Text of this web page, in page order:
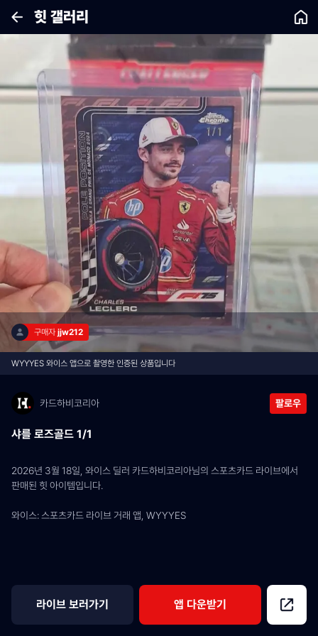
힛 갤러리
구매자 jjw212
WYYYES 와이스 앱으로 촬영한 인증된 상품입니다
카드하비코리아 팔로우
샤를 로즈골드 1/1
2026년 3월 18일, 와이스 딜러 카드하비코리아님의 스포츠카드 라이브에서
판매된 힛 아이템입니다.
와이스: 스포츠카드 라이브 거래 앱, WYYYES
라이브 보러가기 앱 다운받기